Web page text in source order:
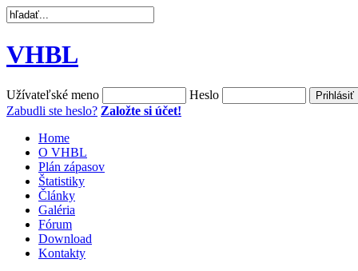
VHBL
Užívateľské meno
Heslo
Zabudli ste heslo? Založte si účet!
Home
O VHBL
Plán zápasov
Štatistiky
Články
Galéria
Fórum
Download
Kontakty